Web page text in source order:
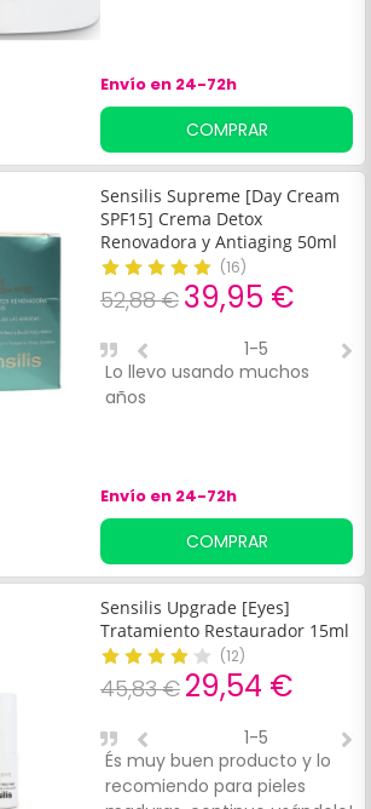
Envío en 24-72h
COMPRAR
Sensilis Supreme [Day Cream
SPF15] Crema Detox
Renovadora y Antiaging 50ml
(16)
52,88 € 39,95 €
Lo llevo usando muchos
años
1-5
Envío en 24-72h
COMPRAR
Sensilis Upgrade [Eyes]
Tratamiento Restaurador 15ml
(12)
45,83 € 29,54 €
És muy buen producto y lo
recomiendo para pieles
1-5